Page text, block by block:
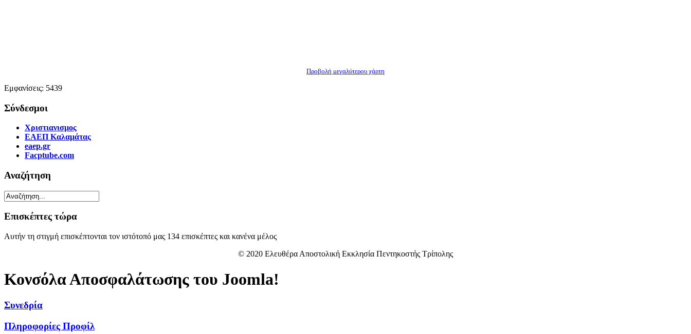
Προβολή μεγαλύτερου χάρτη
Εμφανίσεις: 5439
Σύνδεσμοι
Χριστιανισμος
ΕΑΕΠ Καλαμάτας
eaep.gr
Facptube.com
Αναζήτηση
Επισκέπτες τώρα
Αυτήν τη στιγμή επισκέπτονται τον ιστότοπό μας 134 επισκέπτες και κανένα μέλος
© 2020 Ελευθέρα Αποστολική Εκκλησία Πεντηκοστής Τρίπολης
Κονσόλα Αποσφαλάτωσης του Joomla!
Συνεδρία
Πληροφορίες Προφίλ